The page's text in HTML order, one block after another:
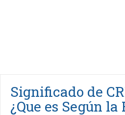
Significado de
¿Que es Según la